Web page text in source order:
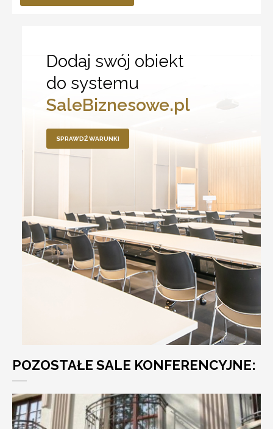
Dodaj swój obiekt
do systemu
SaleBiznesowe.pl
SPRAWDŹ WARUNKI
POZOSTAŁE SALE KONFERENCYJNE: